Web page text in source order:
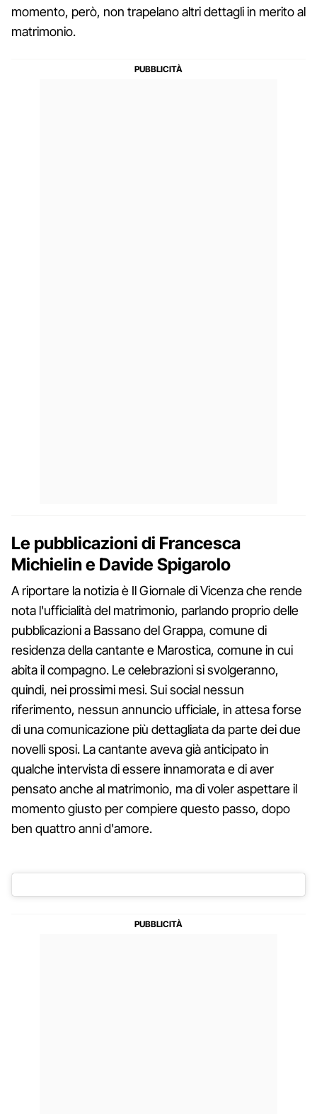
momento, però, non trapelano altri dettagli in merito al
matrimonio.
Le pubblicazioni di Francesca
Michielin e Davide Spigarolo
A riportare la notizia è Il Giornale di Vicenza che rende
nota l'ufficialità del matrimonio, parlando proprio delle
pubblicazioni a Bassano del Grappa, comune di
residenza della cantante e Marostica, comune in cui
abita il compagno. Le celebrazioni si svolgeranno,
quindi, nei prossimi mesi. Sui social nessun
riferimento, nessun annuncio ufficiale, in attesa forse
di una comunicazione più dettagliata da parte dei due
novelli sposi. La cantante aveva già anticipato in
qualche intervista di essere innamorata e di aver
pensato anche al matrimonio, ma di voler aspettare il
momento giusto per compiere questo passo, dopo
ben quattro anni d'amore.